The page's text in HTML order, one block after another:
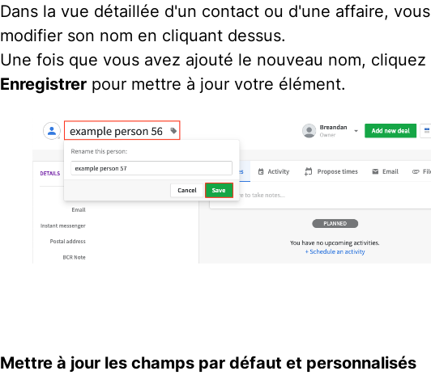
Dans la vue détaillée d'un contact ou d'une affaire,
modifier son nom en cliquant dessus.
Une fois que vous avez ajouté le nouveau nom, cliquez
Enregistrer pour mettre à jour votre élément.
Mettre à jour les champs par défaut et personnalisés